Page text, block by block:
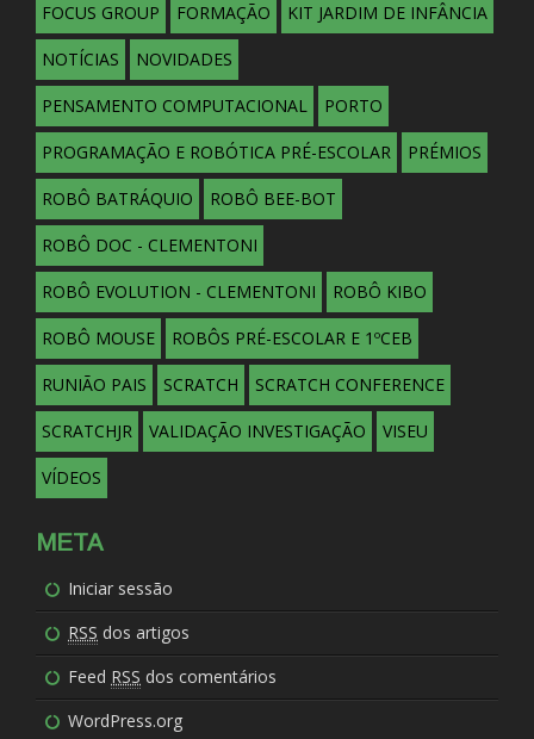
FOCUS GROUP FORMAÇÃO KIT JARDIM DE INFÂNCIA
NOTÍCIAS NOVIDADES
PENSAMENTO COMPUTACIONAL PORTO
PROGRAMAÇÃO E ROBÓTICA PRÉ-ESCOLAR PRÉMIOS
ROBÔ BATRÁQUIO ROBÔ BEE-BOT
ROBÔ DOC - CLEMENTONI
ROBÔ EVOLUTION - CLEMENTONI ROBÔ KIBO
ROBÔ MOUSE ROBÔS PRÉ-ESCOLAR E 1ºCEB
RUNIÃO PAIS SCRATCH SCRATCH CONFERENCE
SCRATCHJR VALIDAÇÃO INVESTIGAÇÃO VISEU
VÍDEOS
META
Iniciar sessão
RSS dos artigos
Feed RSS dos comentários
WordPress.org